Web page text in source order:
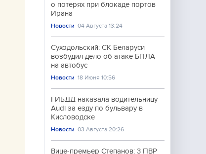
о потерях при блокаде портов
Ирана
Новости 04 Августа 13:24
Суходольский: СК Беларуси
возбудил дело об атаке БПЛА
на автобус
Новости 18 Июня 10:56
ГИБДД наказала водительницу
Audi за езду по бульвару в
Кисловодске
Новости 03 Августа 20:26
Вице-премьер Степанов: 3 ПВР